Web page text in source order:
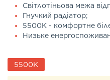
Світлотіньова межа
Гнучкий радіатор;
5500К - комфортне
Низьке
5500K